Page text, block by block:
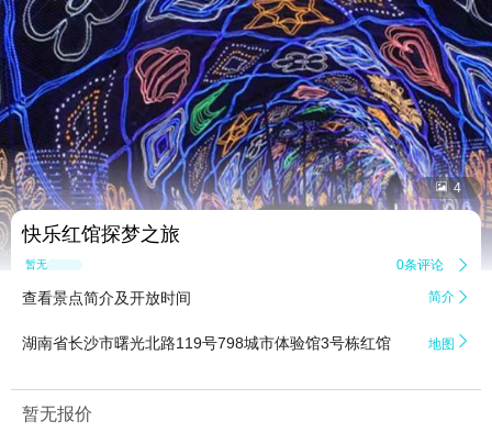
 4
快乐红馆探梦之旅
暂无点评 0条评论 
查看景点简介及开放时间 简介 
湖南省长沙市曙光北路119号798城市体验馆3号栋红馆 地图 
暂无报价
